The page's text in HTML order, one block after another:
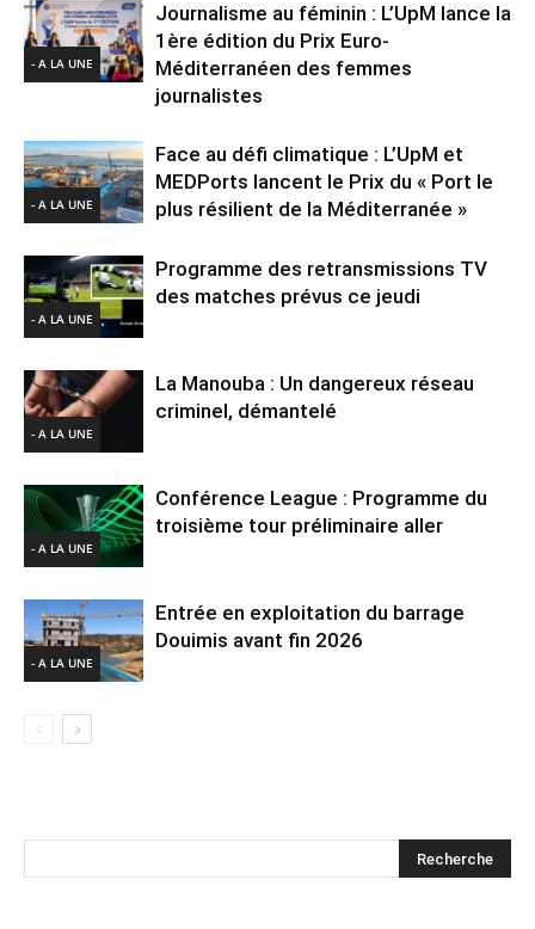
- A LA UNE
Journalisme au féminin : L’UpM lance la
1ère édition du Prix Euro-
Méditerranéen des femmes
journalistes
- A LA UNE
Face au défi climatique : L’UpM et
MEDPorts lancent le Prix du « Port le
plus résilient de la Méditerranée »
- A LA UNE
Programme des retransmissions TV
des matches prévus ce jeudi
- A LA UNE
La Manouba : Un dangereux réseau
criminel, démantelé
- A LA UNE
Conférence League : Programme du
troisième tour préliminaire aller
- A LA UNE
Entrée en exploitation du barrage
Douimis avant fin 2026